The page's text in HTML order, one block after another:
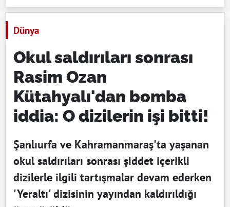
Dünya
Okul saldırıları sonrası
Rasim Ozan
Kütahyalı'dan bomba
iddia: O dizilerin işi bitti!
Şanlıurfa ve Kahramanmaraş'ta yaşanan
okul saldırıları sonrası şiddet içerikli
dizilerle ilgili tartışmalar devam ederken
'Yeraltı' dizisinin yayından kaldırıldığı